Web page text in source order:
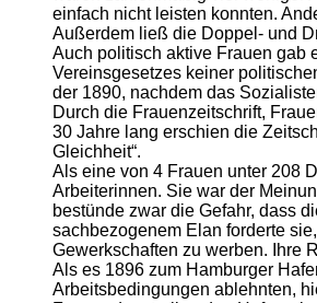
einfach nicht leisten konnten.
Außerdem ließ die Doppel- und
Auch politisch aktive Frauen gab
Vereinsgesetzes keiner
der 1890, nachdem das
Durch die Frauenzeitschrift,
30 Jahre lang erschien die
Gleichheit“.
Als eine von 4 Frauen unter 208
Arbeiterinnen. Sie war der
bestünde zwar die Gefahr, dass
sachbezogenem Elan forderte
Gewerkschaften zu werben. Ihre
Als es 1896 zum Hamburger
Arbeitsbedingungen ablehnten,